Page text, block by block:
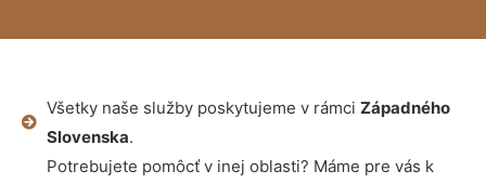
Všetky naše služby poskytujeme v rámci Západného
Slovenska.
Potrebujete pomôcť v inej oblasti? Máme pre vás k